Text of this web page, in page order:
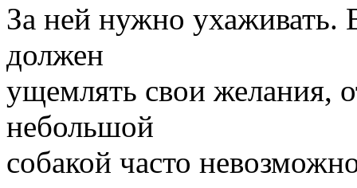
За ней нужно ухаживать.
должен
ущемлять свои желания,
небольшой
собакой часто